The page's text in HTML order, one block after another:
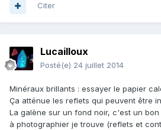
Citer
Lucailloux
Posté(e) 24 juillet 2014
Minéraux brillants : essayer le papier
Ça atténue les reflets qui peuvent être
La galène sur un fond noir, c'est un
à photographier je trouve (reflets et